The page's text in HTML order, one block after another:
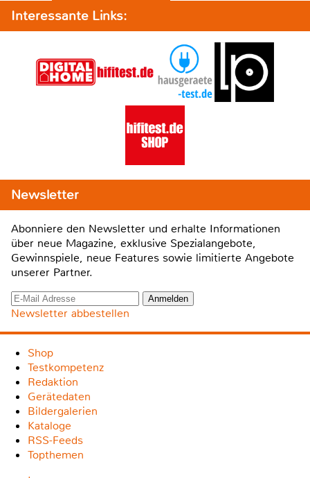
Interessante Links:
Newsletter
Abonniere den Newsletter und erhalte Informationen
über neue Magazine, exklusive Spezialangebote,
Gewinnspiele, neue Features sowie limitierte Angebote
unserer Partner.
Newsletter abbestellen
Shop
Testkompetenz
Redaktion
Gerätedaten
Bildergalerien
Kataloge
RSS-Feeds
Topthemen